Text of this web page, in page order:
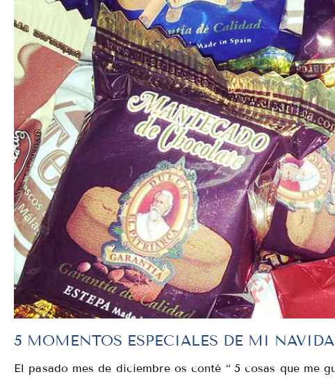
5 MOMENTOS ESPECIALES DE MI
El pasado mes de diciembre os conté “ 5 cosas que me